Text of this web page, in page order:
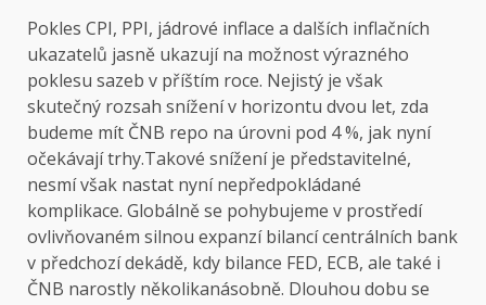
Pokles CPI, PPI, jádrové inflace a dalších inflačních
ukazatelů jasně ukazují na možnost výrazného
poklesu sazeb v příštím roce. Nejistý je však
skutečný rozsah snížení v horizontu dvou let, zda
budeme mít ČNB repo na úrovni pod 4 %, jak nyní
očekávají trhy.Takové snížení je představitelné,
nesmí však nastat nyní nepředpokládané
komplikace. Globálně se pohybujeme v prostředí
ovlivňovaném silnou expanzí bilancí centrálních bank
v předchozí dekádě, kdy bilance FED, ECB, ale také i
ČNB narostly několikanásobně. Dlouhou dobu se